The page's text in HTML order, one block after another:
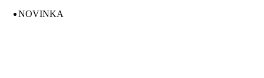
NOVINKA